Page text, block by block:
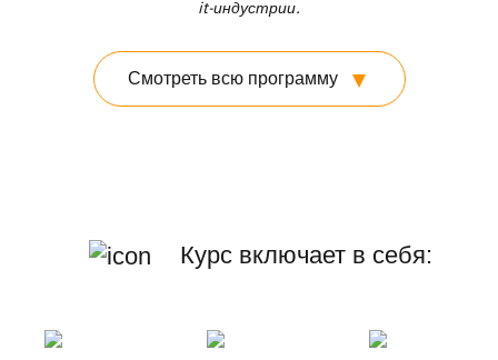
it-индустрии.
Смотреть всю программу
Курс включает в себя: